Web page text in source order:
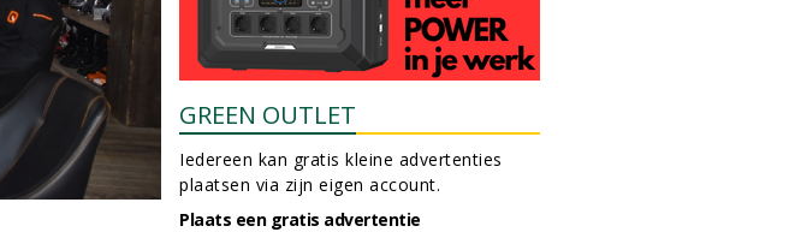
GREEN OUTLET
Iedereen kan gratis kleine advertenties
plaatsen via zijn eigen account.
Plaats een gratis advertentie